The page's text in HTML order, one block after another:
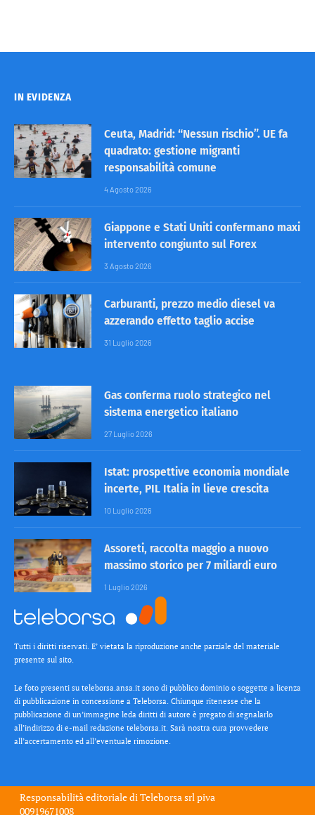
IN EVIDENZA
Ceuta, Madrid: “Nessun rischio”. UE fa
quadrato: gestione migranti
responsabilità comune
4 Agosto 2026
Giappone e Stati Uniti confermano maxi
intervento congiunto sul Forex
3 Agosto 2026
Carburanti, prezzo medio diesel va
azzerando effetto taglio accise
31 Luglio 2026
Gas conferma ruolo strategico nel
sistema energetico italiano
27 Luglio 2026
Istat: prospettive economia mondiale
incerte, PIL Italia in lieve crescita
10 Luglio 2026
Assoreti, raccolta maggio a nuovo
massimo storico per 7 miliardi euro
1 Luglio 2026
Tutti i diritti riservati. E’ vietata la riproduzione anche parziale del materiale
presente sul sito.
Le foto presenti su teleborsa.ansa.it sono di pubblico dominio o soggette a licenza
di pubblicazione in concessione a Teleborsa. Chiunque ritenesse che la
pubblicazione di un’immagine leda diritti di autore è pregato di segnalarlo
all’indirizzo di e-mail redazione teleborsa.it. Sarà nostra cura provvedere
all’accertamento ed all’eventuale rimozione.
Responsabilità editoriale diTeleborsa srlpiva
00919671008